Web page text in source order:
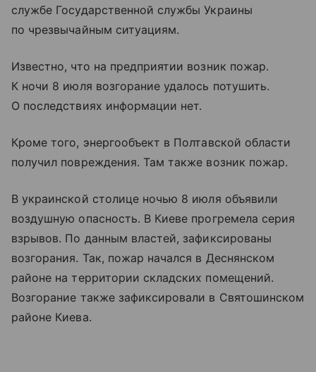
службе Государственной службы Украины
по чрезвычайным ситуациям.
Известно, что на предприятии возник пожар.
К ночи 8 июля возгорание удалось потушить.
О последствиях информации нет.
Кроме того, энергообъект в Полтавской области
получил повреждения. Там также возник пожар.
В украинской столице ночью 8 июля объявили
воздушную опасность. В Киеве прогремела серия
взрывов. По данным властей, зафиксированы
возгорания. Так, пожар начался в Деснянском
районе на территории складских помещений.
Возгорание также зафиксировали в Святошинском
районе Киева.